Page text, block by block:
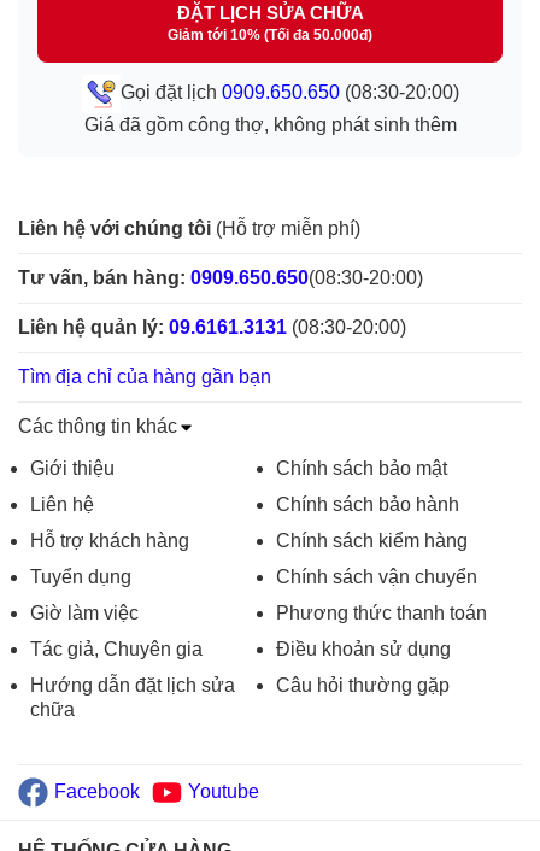
ĐẶT LỊCH SỬA CHỮA
Giảm tới 10% (Tối đa 50.000đ)
Gọi đặt lịch 0909.650.650(08:30-20:00)
Giá đã gồm công thợ, không phát sinh thêm
Liên hệ với chúng tôi (Hỗ trợ miễn phí)
Tư vấn, bán hàng: 0909.650.650(08:30-20:00)
Liên hệ quản lý: 09.6161.3131 (08:30-20:00)
Tìm địa chỉ của hàng gần bạn
Các thông tin khác
Giới thiệu
Liên hệ
Hỗ trợ khách hàng
Tuyển dụng
Giờ làm việc
Tác giả, Chuyên gia
Hướng dẫn đặt lịch sửa
chữa
Chính sách bảo mật
Chính sách bảo hành
Chính sách kiểm hàng
Chính sách vận chuyển
Phương thức thanh toán
Điều khoản sử dụng
Câu hỏi thường gặp
Facebook Youtube